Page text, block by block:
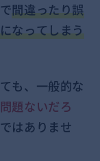
間違ったり誤
なってしまう
も、一般的な
題ないだろ
はありませ